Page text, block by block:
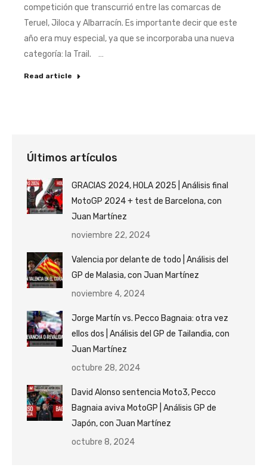
competición que transcurrió entre las comarcas de
Teruel, Jiloca y Albarracín. Es importante decir que este
año era muy especial, ya que se incorporaba una nueva
categoría: la Trail. …
Read article
Últimos artículos
GRACIAS 2024, HOLA 2025 | Análisis final
MotoGP 2024 + test de Barcelona, con
Juan Martínez
noviembre 22, 2024
Valencia por delante de todo | Análisis del
GP de Malasia, con Juan Martínez
noviembre 4, 2024
Jorge Martín vs. Pecco Bagnaia: otra vez
ellos dos | Análisis del GP de Tailandia, con
Juan Martínez
octubre 28, 2024
David Alonso sentencia Moto3, Pecco
Bagnaia aviva MotoGP | Análisis GP de
Japón, con Juan Martínez
octubre 8, 2024